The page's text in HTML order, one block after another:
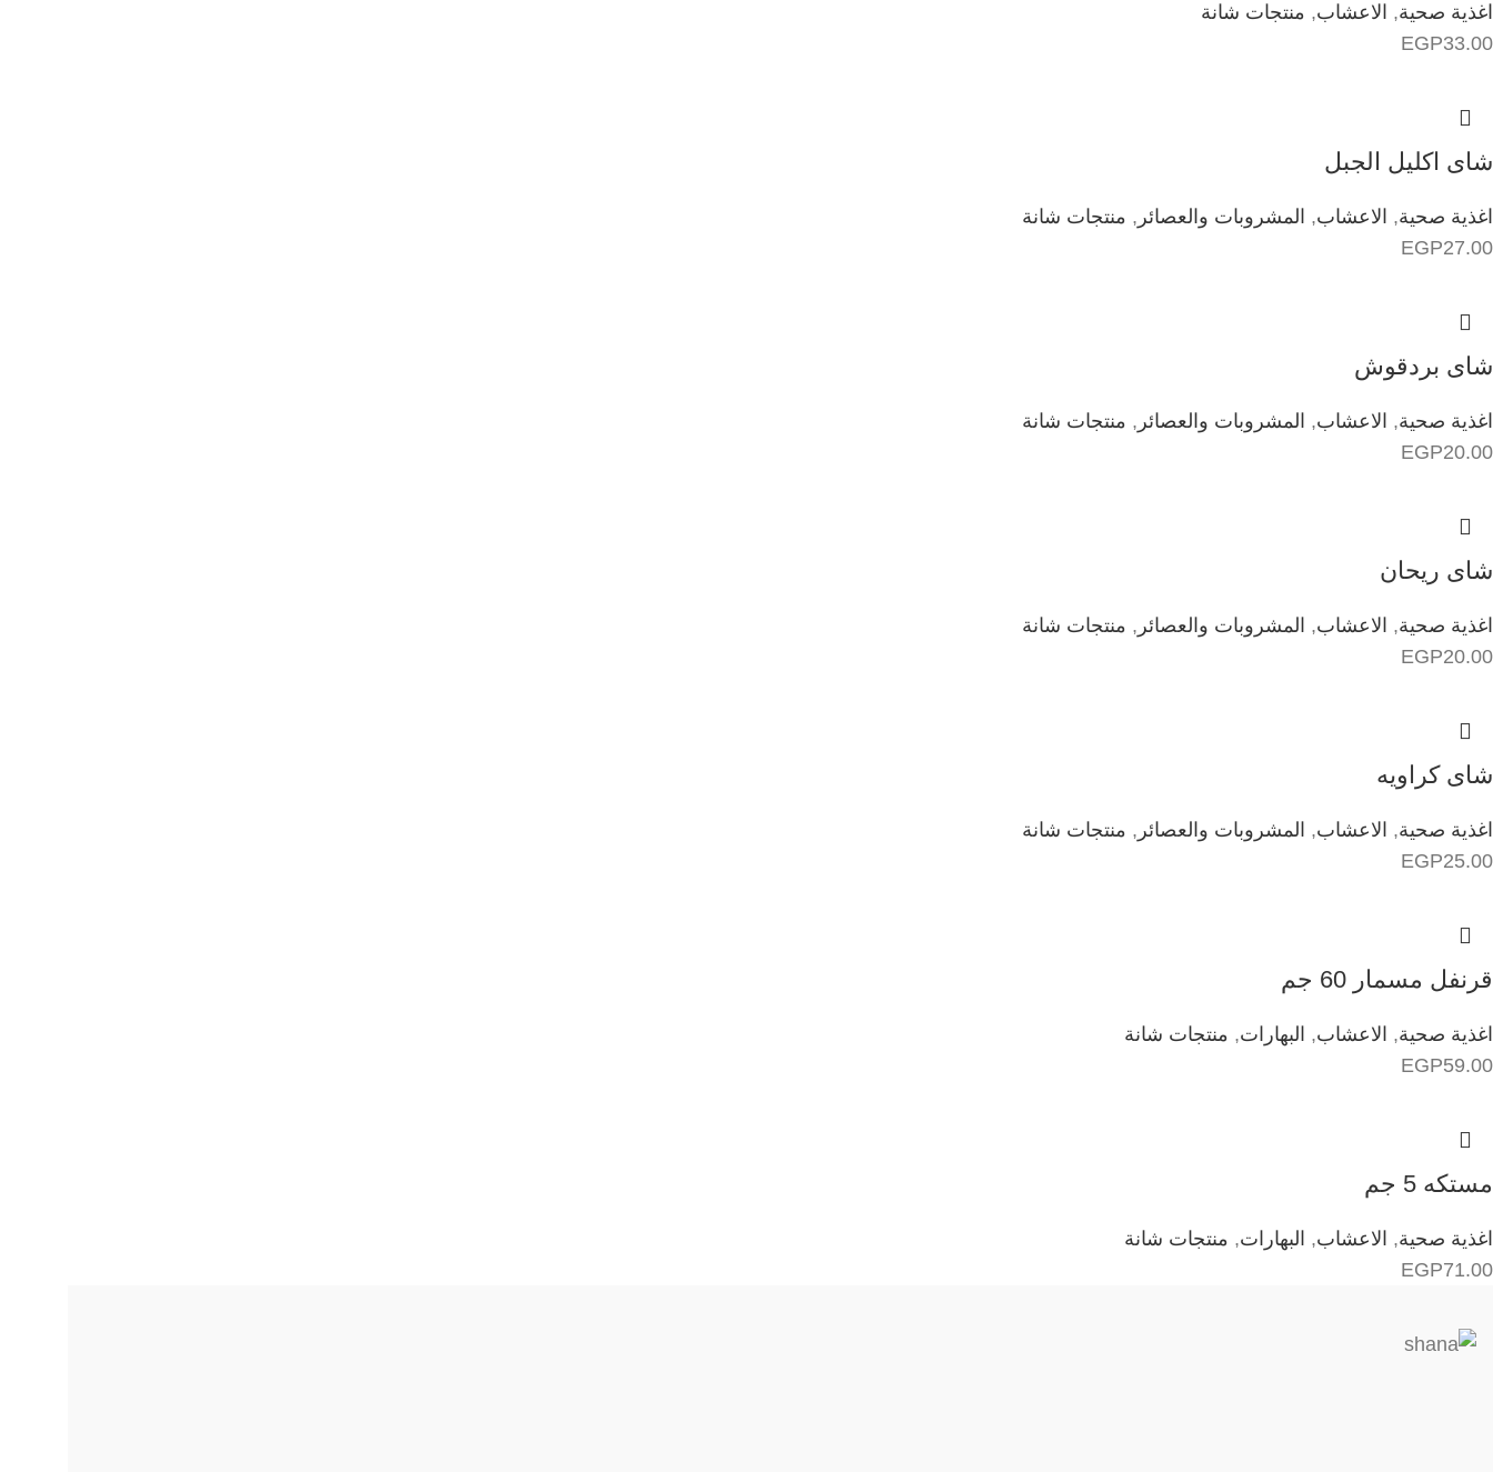
اغذية صحية, الاعشاب, منتجات شانة
EGP33.00
شاى اكليل الجبل
اغذية صحية, الاعشاب, المشروبات والعصائر , منتجات شانة
EGP27.00
شاى بردقوش
اغذية صحية, الاعشاب, المشروبات والعصائر , منتجات شانة
EGP20.00
شاى ريحان
اغذية صحية, الاعشاب, المشروبات والعصائر , منتجات شانة
EGP20.00
شاى كراويه
اغذية صحية, الاعشاب, المشروبات والعصائر , منتجات شانة
EGP25.00
قرنفل مسمار 60 جم
اغذية صحية, الاعشاب, البهارات, منتجات شانة
EGP59.00
مستكه 5 جم
اغذية صحية, الاعشاب, البهارات, منتجات شانة
EGP71.00